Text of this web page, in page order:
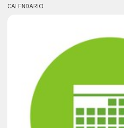
CALENDARIO